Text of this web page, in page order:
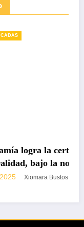
carbono
internacional